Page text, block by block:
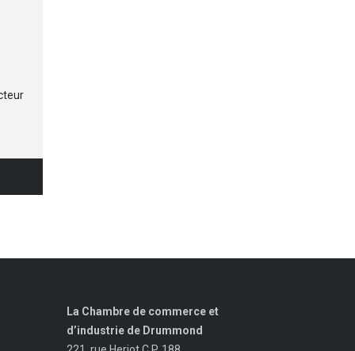
La Chambre de commerce et
d’industrie de Drummond